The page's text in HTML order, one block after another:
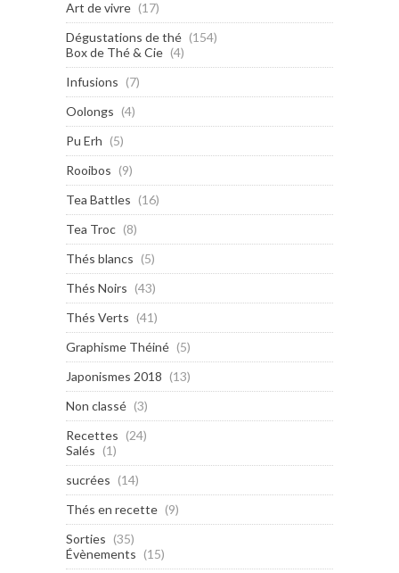
Art de vivre (17)
Dégustations de thé (154)
Box de Thé & Cie (4)
Infusions (7)
Oolongs (4)
Pu Erh (5)
Rooibos (9)
Tea Battles (16)
Tea Troc (8)
Thés blancs (5)
Thés Noirs (43)
Thés Verts (41)
Graphisme Théiné (5)
Japonismes 2018 (13)
Non classé (3)
Recettes (24)
Salés (1)
sucrées (14)
Thés en recette (9)
Sorties (35)
Évènements (15)